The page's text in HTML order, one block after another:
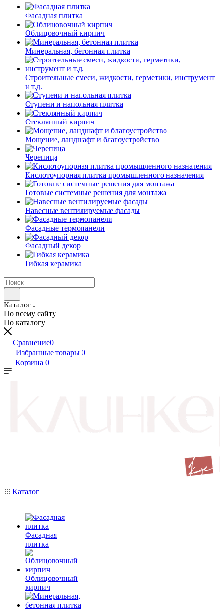
Фасадная плитка
Облицовочный кирпич
Минеральная, бетонная плитка
Строительные смеси, жидкости, герметики, инструмент
и т.д.
Ступени и напольная плитка
Cтеклянный кирпич
Мощение, ландшафт и благоустройство
Черепица
Кислотоупорная плитка промышленного назначения
Готовые системные решения для монтажа
Навесные вентилируемые фасады
Фасадные термопанели
Фасадный декор
Гибкая керамика
Каталог
По всему сайту
По каталогу
Сравнение0
Избранные товары 0
Корзина 0
Каталог
Фасадная
плитка
Облицовочный
кирпич